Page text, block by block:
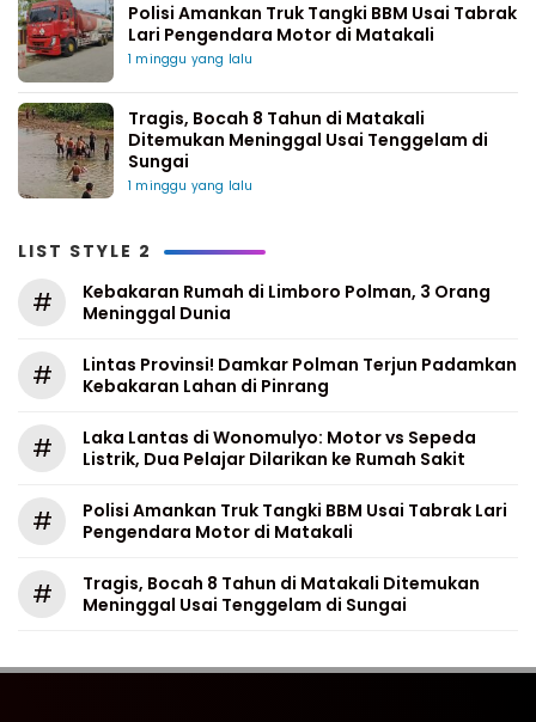
Polisi Amankan Truk Tangki BBM Usai Tabrak
Lari Pengendara Motor di Matakali
1 minggu yang lalu
Tragis, Bocah 8 Tahun di Matakali
Ditemukan Meninggal Usai Tenggelam di
Sungai
1 minggu yang lalu
LIST STYLE 2
#
Kebakaran Rumah di Limboro Polman, 3 Orang
Meninggal Dunia
#
Lintas Provinsi! Damkar Polman Terjun Padamkan
Kebakaran Lahan di Pinrang
#
Laka Lantas di Wonomulyo: Motor vs Sepeda
Listrik, Dua Pelajar Dilarikan ke Rumah Sakit
#
Polisi Amankan Truk Tangki BBM Usai Tabrak Lari
Pengendara Motor di Matakali
#
Tragis, Bocah 8 Tahun di Matakali Ditemukan
Meninggal Usai Tenggelam di Sungai